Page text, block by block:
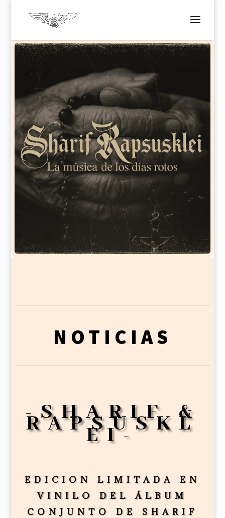
NOTICIAS
-SHARIF &
RAPSUSKL
EI-
EDICION LIMITADA EN
VINILO DEL ÁLBUM
CONJUNTO DE SHARIF